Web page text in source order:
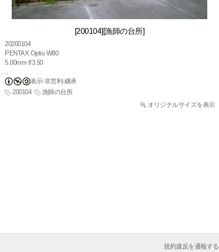
[200104][漁師の台所]
20200104
PENTAX Optio W80
5.00mm f/3.50
表示-非営利-継承
200104
漁師の台所
オリジナルサイズを表示
規約違反を通報する